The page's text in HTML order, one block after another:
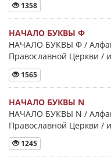
1358
НАЧАЛО БУКВЫ Φ
НАЧАЛО БУКВЫ Φ /
Православной Церкви /
1565
НАЧАЛО БУКВЫ Ν
НАЧАЛО БУКВЫ Ν /
Православной Церкви /
1245